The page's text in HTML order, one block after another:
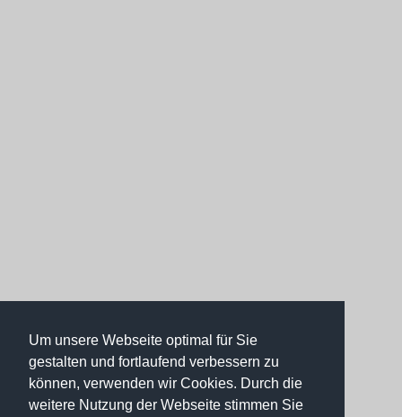
Um unsere Webseite optimal für Sie
gestalten und fortlaufend verbessern zu
können, verwenden wir Cookies. Durch die
weitere Nutzung der Webseite stimmen Sie